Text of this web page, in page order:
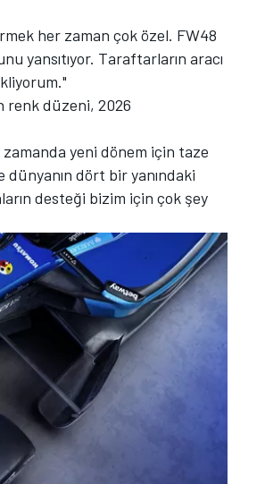
her zaman çok özel. FW48
yansıtıyor. Taraftarların aracı
renk düzeni, 2026
zamanda yeni dönem için taze
dört bir yanındaki
desteği bizim için çok şey